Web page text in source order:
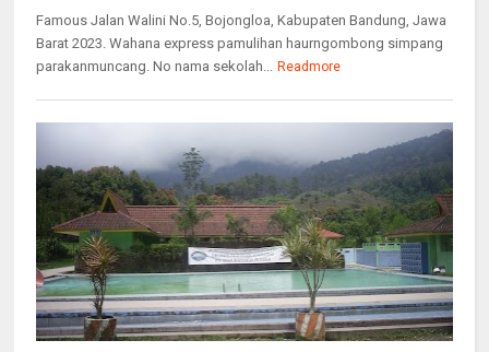
Famous Jalan Walini No.5, Bojongloa, Kabupaten Bandung, Jawa
Barat 2023. Wahana express pamulihan haurngombong simpang
parakanmuncang. No nama sekolah... Readmore